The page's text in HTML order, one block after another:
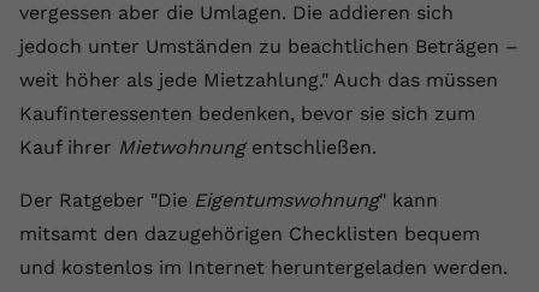
vergessen aber die Umlagen. Die addieren sich
jedoch unter Umständen zu beachtlichen Beträgen –
weit höher als jede Mietzahlung." Auch das müssen
Kaufinteressenten bedenken, bevor sie sich zum
Kauf ihrer Mietwohnungentschließen.
Der Ratgeber "Die Eigentumswohnung" kann
mitsamt den dazugehörigen Checklisten bequem
und kostenlos im Internet heruntergeladen werden.
Name yt.innertube::nextId
Laufzeit Session
Dieser von YouTube gesetzte Cookie
registriert eine eindeutige ID, um
Videos von YouTube der Nutzer